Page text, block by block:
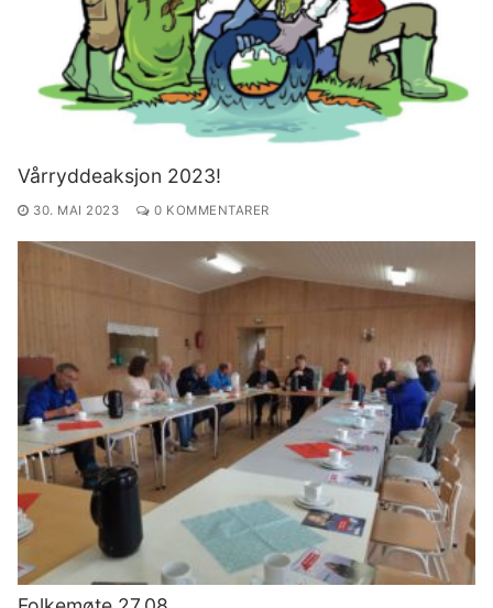
Vårryddeaksjon 2023!
30. MAI 2023 0 KOMMENTARER